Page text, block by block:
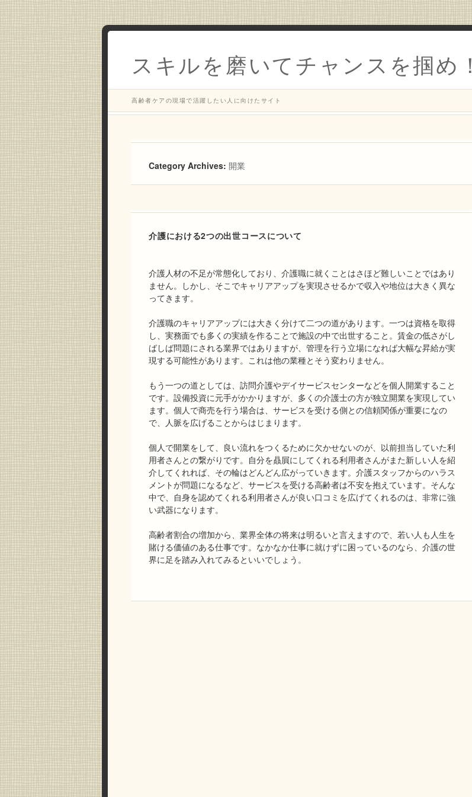
スキルを磨いてチャンスを掴め！
高齢者ケアの現場で活躍したい人に向けたサイト
Category Archives: 開業
介護における2つの出世コースについて
介護人材の不足が常態化しており、介護職に就くことはさほど難しいことではあり
ません。しかし、そこでキャリアアップを実現させるかで収入や地位は大きく異な
ってきます。
介護職のキャリアアップには大きく分けて二つの道があります。一つは資格を取得
し、実務面でも多くの実績を作ることで施設の中で出世すること。賃金の低さがし
ばしば問題にされる業界ではありますが、管理を行う立場になれば大幅な昇給が実
現する可能性があります。これは他の業種とそう変わりません。
もう一つの道としては、訪問介護やデイサービスセンターなどを個人開業すること
です。設備投資に元手がかかりますが、多くの介護士の方が独立開業を実現してい
ます。個人で商売を行う場合は、サービスを受ける側との信頼関係が重要になの
で、人脈を広げることからはじまります。
個人で開業をして、良い流れをつくるために欠かせないのが、以前担当していた利
用者さんとの繋がりです。自分を贔屓にしてくれる利用者さんがまた新しい人を紹
介してくれれば、その輪はどんどん広がっていきます。介護スタッフからのハラス
メントが問題になるなど、サービスを受ける高齢者は不安を抱えています。そんな
中で、自身を認めてくれる利用者さんが良い口コミを広げてくれるのは、非常に強
い武器になります。
高齢者割合の増加から、業界全体の将来は明るいと言えますので、若い人も人生を
賭ける価値のある仕事です。なかなか仕事に就けずに困っているのなら、介護の世
界に足を踏み入れてみるといいでしょう。